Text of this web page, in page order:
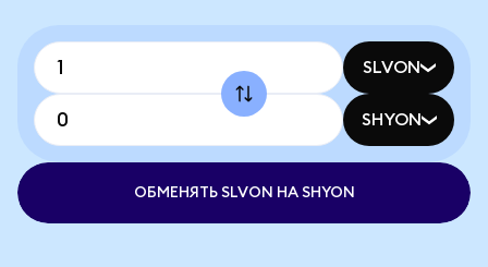
SLVON
SHYON
ОБМЕНЯТЬ SLVON НА SHYON